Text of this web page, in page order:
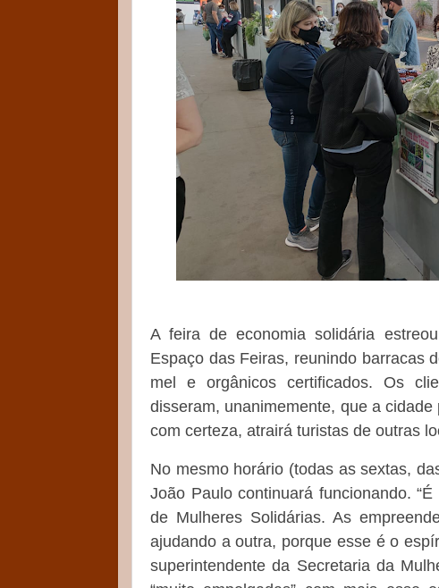
A feira de economia solidária
Espaço das Feiras, reunindo barracas
mel e orgânicos certificados. Os
disseram, unanimemente, que a
com certeza, atrairá turistas de outras
No mesmo horário (todas as sextas,
João Paulo continuará funcionando.
de Mulheres Solidárias. As
ajudando a outra, porque esse é o
superintendente da Secretaria da